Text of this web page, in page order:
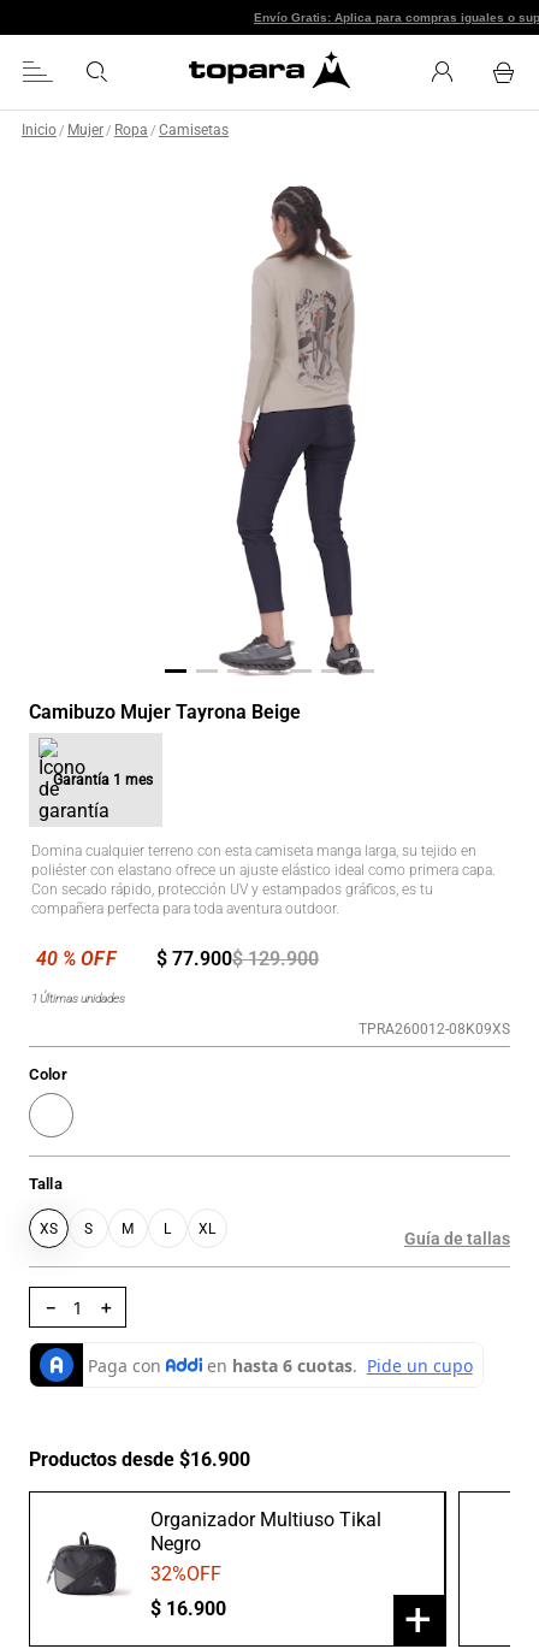
Envío Gratis: Aplica para
Inicio / Mujer / Ropa / Camisetas
Camibuzo Mujer Tayrona Beige
Garantía 1 mes
Domina cualquier terreno con esta camiseta manga larga, su tejido en
poliéster con elastano ofrece un ajuste elástico ideal como primera capa.
Con secado rápido, protección UV y estampados gráficos, es tu
compañera perfecta para toda aventura outdoor.
$ 129.900
$ 77.900
1 Últimas unidades
TPRA260012-08K09XS
Talla
XS S M L XL
Color
Guía de tallas
＋
－
Productos desde $16.900
Organizador Multiuso Tikal
Negro
32%OFF
$ 16.900 +